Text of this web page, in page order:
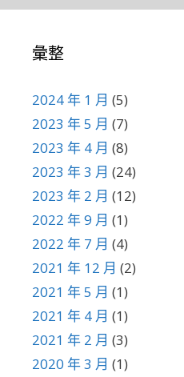
彙整
2024 年 1 月 (5)
2023 年 5 月 (7)
2023 年 4 月 (8)
2023 年 3 月 (24)
2023 年 2 月 (12)
2022 年 9 月 (1)
2022 年 7 月 (4)
2021 年 12 月 (2)
2021 年 5 月 (1)
2021 年 4 月 (1)
2021 年 2 月 (3)
2020 年 3 月 (1)